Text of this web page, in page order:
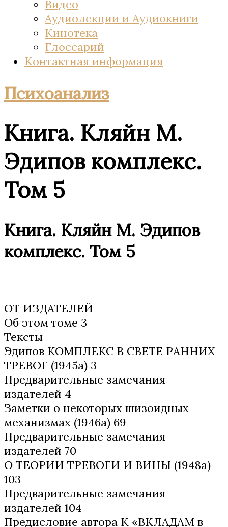
Видео
Аудиолекции и Аудиокниги
Кинотека
Глоссарий
Контактная информация
Психоанализ
Книга. Кляйн М.
Эдипов комплекс.
Том 5
Книга. Кляйн М. Эдипов
комплекс. Том 5
ОТ ИЗДАТЕЛЕЙ
Об этом томе 3
Тексты
Эдипов КОМПЛЕКС В СВЕТЕ РАННИХ
ТРЕВОГ (1945а) 3
Предварительные замечания
издателей 4
Заметки о некоторых шизоидных
механизмах (1946а) 69
Предварительные замечания
издателей 70
О ТЕОРИИ ТРЕВОГИ И ВИНЫ (1948а)
103
Предварительные замечания
издателей 104
Предисловие автора К «ВКЛАДАМ в